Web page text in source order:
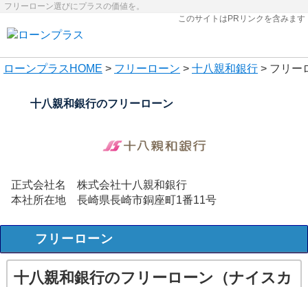
フリーローン選びにプラスの価値を。
このサイトはPRリンクを含みます
ローンプラス HOME > フリーローン > 十八親和銀行 > フリー
十八親和銀行のフリーローン
正式会社名
株式会社十八親和銀行
本社所在地
長崎県長崎市銅座町1番11号
フリーローン
十八親和銀行のフリーローン（ナイスカ